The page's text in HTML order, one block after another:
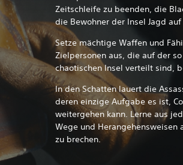
Zeitschleife zu beenden, die
die Bewohner der Insel Jagd
Setze mächtige Waffen und
Zielpersonen aus, die auf der
chaotischen Insel verteilt sind,
In den Schatten lauert die
deren einzige Aufgabe es ist,
weitergehen kann. Lerne aus
Wege und Herangehensweisen
zu brechen.